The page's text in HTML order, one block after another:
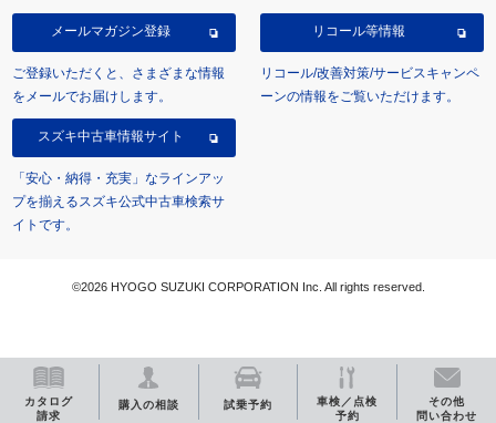
カタログ
請求
購入の相談 試乗予約
車検／点検
予約
その他
問い合わせ
メールマガジン登録
ご登録いただくと、さまざまな情報
をメールでお届けします。
リコール等情報
リコール/改善対策/サービスキャンペ
ーンの情報をご覧いただけます。
スズキ中古車情報サイト
「安心・納得・充実」なラインアッ
プを揃えるスズキ公式中古車検索サ
イトです。
©2026 HYOGO SUZUKI CORPORATION Inc. All rights reserved.